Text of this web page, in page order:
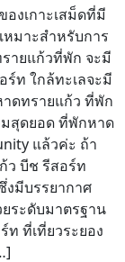
งเกาะเสม็ดที่มี
หมาะสำหรับการ
ายแก้วที่พัก จะมี
ท ใกล้ทะเลจะมี
ดทรายแก้ว ที่พัก
สุดยอด ที่พักหาด
แล้วค่ะ ถ้า
ว บีช รีสอร์ท
มีบรรยากาศ
ระดับมาตรฐาน
ที่เที่ยวระยอง